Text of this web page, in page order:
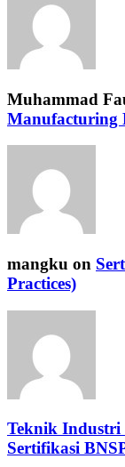
Muhammad
Manufacturing
mangku on
Practices)
Teknik Industri
Sertifikasi